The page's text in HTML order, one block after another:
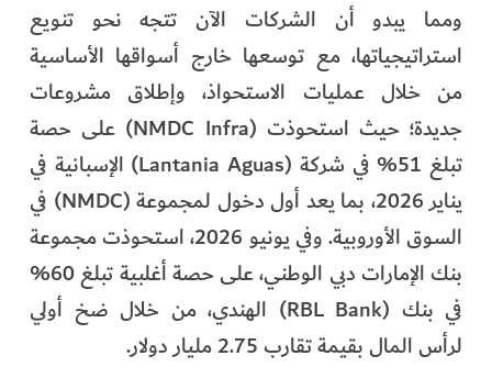
ومما يبدو أن الشركات الآن تتجه نحو تنويع
استراتيجياتها، مع توسعها خارج أسواقها الأساسية
من خلال عمليات الاستحواذ، وإطلاق مشروعات
جديدة؛ حيث استحوذت (NMDC Infra) على حصة
تبلغ 51% في شركة (Lantania Aguas) الإسبانية في
يناير 2026، بما يعد أول دخول لمجموعة (NMDC) في
السوق الأوروبية. وفي يونيو 2026، استحوذت مجموعة
بنك الإمارات دبي الوطني، على حصة أغلبية تبلغ 60%
في بنك (RBL Bank) الهندي، من خلال ضخ أولي
لرأس المال بقيمة تقارب 2.75 مليار دولار.